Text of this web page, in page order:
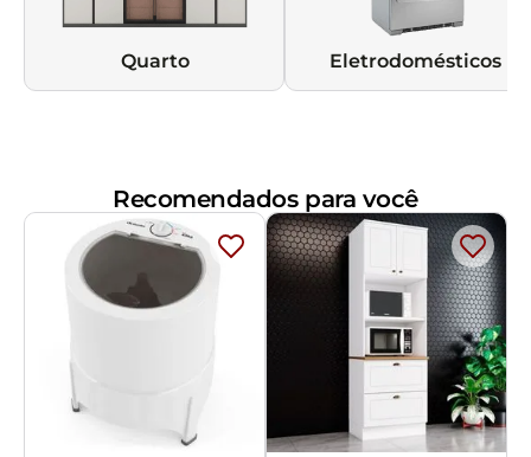
Quarto Eletrodomésticos
Recomendados para você